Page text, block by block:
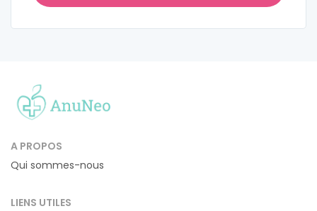
A PROPOS
Qui sommes-nous
LIENS UTILES